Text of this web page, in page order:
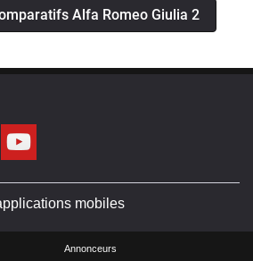
Alfa Romeo Giulia 2
mobiles
Annonceurs